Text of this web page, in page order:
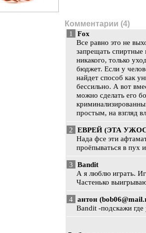
Комментарии (4)
1
Fox
Все равно это не
запрещать спиртные
никакого, только
бюджет. Если у
найдет способ как
бессильно. А вот
можно сделать его
простым, на взгляд
2 ЕВРЕЙ (ЭТА
Нада фсе эти
проёпываться в пух
3 Bandit
А я люблю играть.
Частенько
4 антон (
Bandit -подскажи